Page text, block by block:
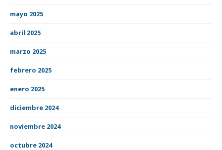
mayo 2025
abril 2025
marzo 2025
febrero 2025
enero 2025
diciembre 2024
noviembre 2024
octubre 2024